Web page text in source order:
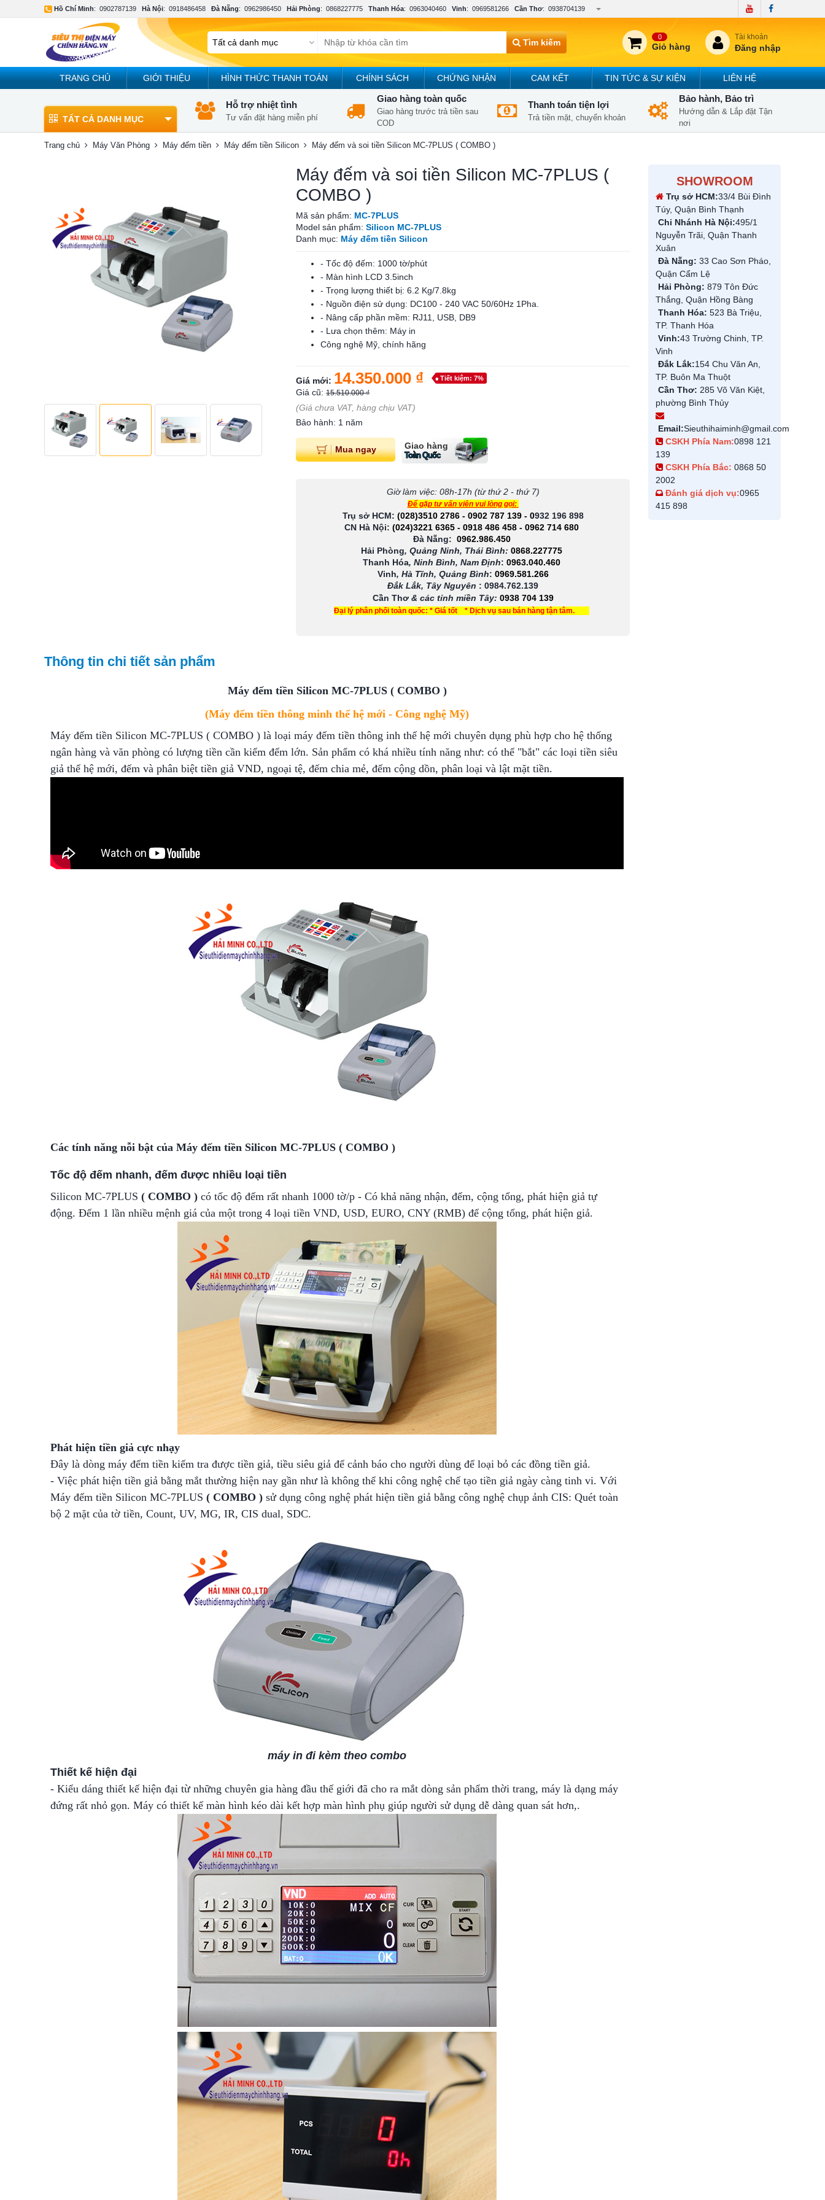
Hồ Chí Minh: 0902787139 Hà Nội: 0918486458 Đà Nẵng: 0962986450 Hải Phòng: 0868227775 Thanh Hóa: 0963040460 Vinh: 0969581266 Cần Thơ: 0938704139
Tìm kiếm
0
Giỏ hàng
Tài khoản
Đăng nhập
TRANG CHỦ GIỚI THIỆU HÌNH THỨC THANH TOÁN CHÍNH SÁCH CHỨNG NHẬN CAM KẾT TIN TỨC & SỰ KIỆN LIÊN HỆ
TẤT CẢ DANH MỤC
Hỗ trợ nhiệt tình
Tư vấn đặt hàng miễn phí
Giao hàng toàn quốc
Giao hàng trước trả tiền sau
COD
Thanh toán tiện lợi
Trả tiền mặt, chuyển khoản
Bảo hành, Bảo trì
Hướng dẫn & Lắp đặt Tận
nơi
Trang chủ Máy Văn Phòng Máy đếm tiền Máy đếm tiền Silicon Máy đếm và soi tiền Silicon MC-7PLUS ( COMBO )
Máy đếm và soi tiền Silicon MC-7PLUS (
COMBO )
Mã sản phẩm: MC-7PLUS
Model sản phẩm: Silicon MC-7PLUS
Danh mục: Máy đếm tiền Silicon
- Tốc độ đếm: 1000 tờ/phút
- Màn hình LCD 3.5inch
- Trọng lượng thiết bị: 6.2 Kg/7.8kg
- Nguồn điện sử dụng: DC100 - 240 VAC 50/60Hz 1Pha.
- Nâng cấp phần mềm: RJ11, USB, DB9
- Lưa chọn thêm: Máy in
Công nghệ Mỹ, chính hãng
Giá mới: 14.350.000 ₫ Tiết kiệm: 7%
Giá cũ: 15.510.000 ₫
(Giá chưa VAT, hàng chịu VAT)
Bảo hành: 1 năm
Mua ngay Giao hàng
Toàn Quốc
Giờ làm việc: 08h-17h (từ thứ 2 - thứ 7)
Để gặp tư vấn viên vui lòng gọi:
Trụ sở HCM: (028)3510 2786 - 0902 787 139- 0932 196 898
CN Hà Nội: (024)3221 6365 - 0918 486 458 - 0962 714 680
Đà Nẵng: 0962.986.450
Hải Phòng, Quảng Ninh, Thái Bình: 0868.227775
Thanh Hóa, Ninh Bình, Nam Định: 0963.040.460
Vinh, Hà Tĩnh, Quảng Bình: 0969.581.266
Đắk Lắk, Tây Nguyên : 0984.762.139
Cần Thơ & các tỉnh miền Tây: 0938 704 139
Đại lý phân phối toàn quốc: * Giá tốt * Dịch vụ sau bán hàng tận tâm.
SHOWROOM
Trụ sở HCM:33/4 Bùi Đình
Túy, Quận Bình Thạnh
Chi Nhánh Hà Nội:495/1
Nguyễn Trãi, Quận Thanh
Xuân
Đà Nẵng: 33 Cao Sơn Pháo,
Quận Cẩm Lệ
Hải Phòng: 879 Tôn Đức
Thắng, Quận Hồng Bàng
Thanh Hóa: 523 Bà Triệu,
TP. Thanh Hóa
Vinh:43 Trường Chinh, TP.
Vinh
Đắk Lắk:154 Chu Văn An,
TP. Buôn Ma Thuột
Cần Thơ: 285 Võ Văn Kiệt,
phường Bình Thủy
Email:Sieuthihaiminh@gmail.com
CSKH Phía Nam:0898 121
139
CSKH Phía Bắc: 0868 50
2002
Đánh giá dịch vụ:0965
415 898
Thông tin chi tiết sản phẩm
Máy đếm tiền Silicon MC-7PLUS ( COMBO )
(Máy đếm tiền thông minh thế hệ mới - Công nghệ Mỹ)
Máy đếm tiền Silicon MC-7PLUS ( COMBO ) là loại máy đếm tiền thông inh thế hệ mới chuyên dụng phù hợp cho hệ thống
ngân hàng và văn phòng có lượng tiền cần kiểm đếm lớn. Sản phẩm có khá nhiều tính năng như: có thể "bắt" các loại tiền siêu
giả thể hệ mới, đếm và phân biệt tiền giả VND, ngoại tệ, đếm chia mẻ, đếm cộng dồn, phân loại và lật mặt tiền.
Các tính năng nỗi bật của Máy đếm tiền Silicon MC-7PLUS ( COMBO )
Tốc độ đếm nhanh, đếm được nhiều loại tiền
Silicon MC-7PLUS ( COMBO ) có tốc độ đếm rất nhanh 1000 tờ/p - Có khả năng nhận, đếm, cộng tổng, phát hiện giả tự
động. Đếm 1 lần nhiều mệnh giá của một trong 4 loại tiền VND, USD, EURO, CNY (RMB) để cộng tổng, phát hiện giả.
Phát hiện tiền giả cực nhạy
Đây là dòng máy đếm tiền kiểm tra được tiền giả, tiều siêu giả để cảnh báo cho người dùng để loại bỏ các đồng tiền giả.
- Việc phát hiện tiền giả bằng mắt thường hiện nay gần như là không thể khi công nghệ chế tạo tiền giả ngày càng tinh vi. Với
Máy đếm tiền Silicon MC-7PLUS ( COMBO ) sử dụng công nghệ phát hiện tiền giả bằng công nghệ chụp ảnh CIS: Quét toàn
bộ 2 mặt của tờ tiền, Count, UV, MG, IR, CIS dual, SDC.
máy in đi kèm theo combo
Thiết kế hiện đại
- Kiểu dáng thiết kế hiện đại từ những chuyên gia hàng đầu thế giới đã cho ra mắt dòng sản phẩm thời trang, máy là dạng máy
đứng rất nhỏ gọn. Máy có thiết kế màn hình kéo dài kết hợp màn hình phụ giúp người sử dụng dễ dàng quan sát hơn,.